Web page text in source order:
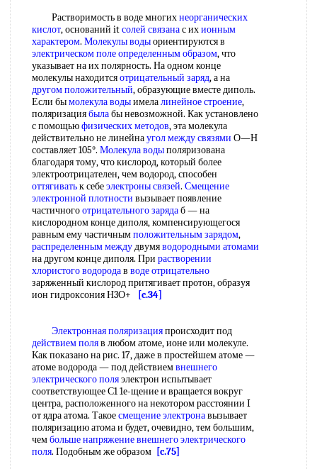
Растворимость в воде многихнеорганических
кислот, оснований itсолей связанас ихионным
характером. Молекулы водыориентируются в
электрическом полеопределенным образом, что
указывает на их полярность. На одном конце
молекулы находитсяотрицательный заряд, а на
другом положительный, образующие вместе диполь.
Если бымолекула водыимелалинейное строение,
поляризациябылабы невозможной. Как установлено
с помощьюфизических методов, эта молекула
действительно не линейнаугол между связями О—Н
составляет 105°. Молекула водыполяризована
благодаря тому, что кислород, который более
электроотрицателен, чем водород, способен
оттягиватьк себеэлектроны связей. Смещение
электронной плотности вызывает появление
частичногоотрицательного зарядаб — на
кислородном конце диполя, компенсирующегося
равным ему частичнымположительным зарядом,
распределенным междудвумяводородными атомами
на другом конце диполя. При растворении
хлористого водородав воде отрицательно
заряженный кислород притягивает протон, образуя
ион гидроксония Н3О+
[c.34]
Электронная поляризацияпроисходит под
действием поляв любом атоме, ионе или молекуле.
Как показано на рис. 17, даже в простейшем атоме —
атоме водорода — под действиемвнешнего
электрического поляэлектрон испытывает
соответствующее С1 1е-щение и вращается вокруг
центра, расположенного на некотором расстоянии I
от ядра атома. Такоесмещение электронавызывает
поляризацию атома и будет, очевидно, тем большим,
чембольше напряжениевнешнего электрического
поля. Подобным же образом [c.75]